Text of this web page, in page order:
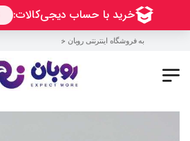
به فروشگاه اینترنتی روبان خوش آمدید !